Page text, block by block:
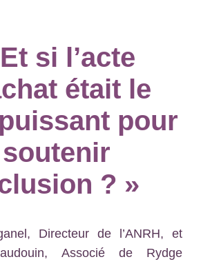
si l’acte
était le
pour
soutenir
? »
Directeur de l’ANRH, et
Associé de Rydge